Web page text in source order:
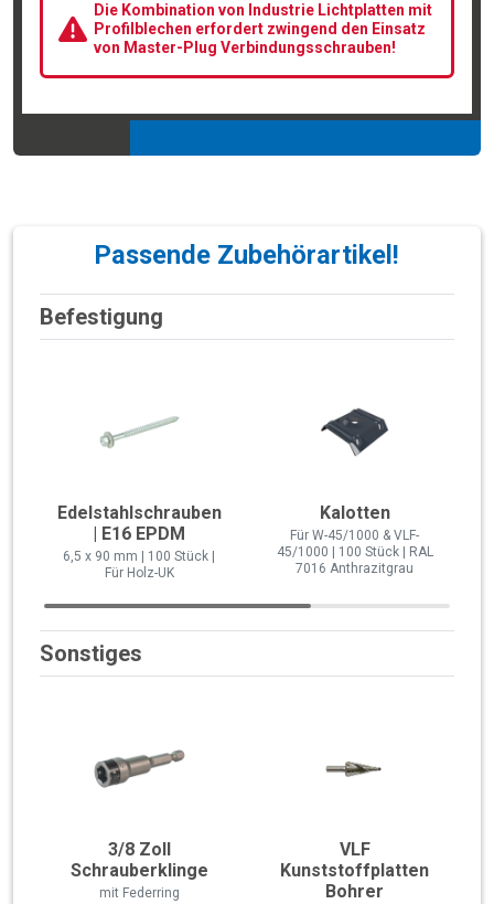
Die Kombination von Industrie Lichtplatten mit
Profilblechen erfordert zwingend den Einsatz
von Master-Plug Verbindungsschrauben!
Passende Zubehörartikel!
Befestigung
Edelstahlschrauben
| E16 EPDM
6,5 x 90 mm | 100 Stück |
Für Holz-UK
Kalotten
Für W-45/1000 & VLF-
45/1000 | 100 Stück | RAL
7016 Anthrazitgrau
Sonstiges
3/8 Zoll
Schrauberklinge
mit Federring
VLF
Kunststoffplatten
Bohrer